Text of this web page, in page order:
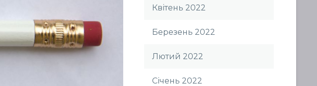
Квітень 2022
Березень 2022
Лютий 2022
Січень 2022